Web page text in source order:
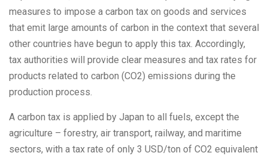
measures to impose a carbon tax on goods and services
that emit large amounts of carbon in the context that several
other countries have begun to apply this tax. Accordingly,
tax authorities will provide clear measures and tax rates for
products related to carbon (CO2) emissions during the
production process.
A carbon tax is applied by Japan to all fuels, except the
agriculture – forestry, air transport, railway, and maritime
sectors, with a tax rate of only 3 USD/ton of CO2 equivalent